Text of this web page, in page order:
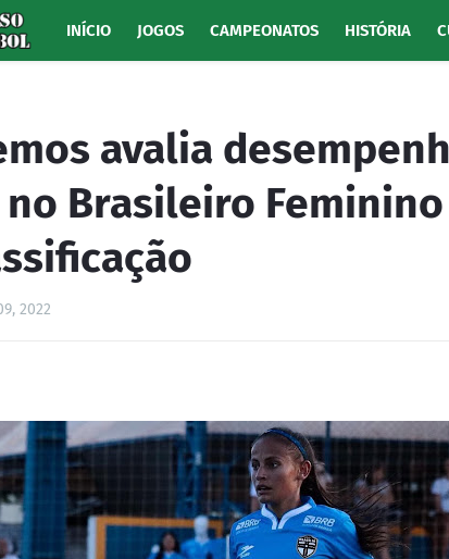
INÍCIO JOGOS CAMPEONATOS HISTÓRIA
avalia
Brasileiro Feminino
2022